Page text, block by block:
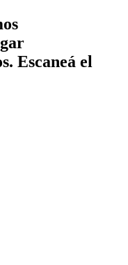
Escaneá el